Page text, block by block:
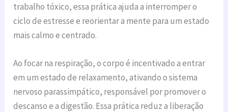
trabalho tóxico, essa prática ajuda a interromper o
ciclo de estresse e reorientar a mente para um estado
mais calmo e centrado.
Ao focar na respiração, o corpo é incentivado a entrar
em um estado de relaxamento, ativando o sistema
nervoso parassimpático, responsável por promover o
descanso e a digestão. Essa prática reduz a liberação